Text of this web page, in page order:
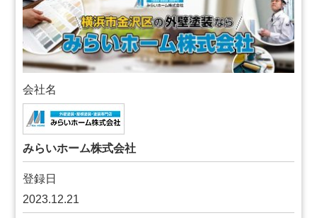
会社名
みらいホーム株式会社
登録日
2023.12.21